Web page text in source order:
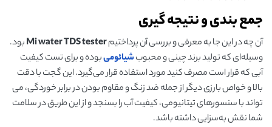
جمع بندی و نتیجه گیری
آن چه در این جا به معرفی و بررسی آن پرداختیمMi water TDS testerبود.
وسیله‌ای که تولید برند چینی و محبوبشیائومیبوده و برای تست کیفیت
آبی که قرار است مصرف کنید مورد استفاده قرار می‌گیرد. این گجت با دقت
بالا و خواص بارزی دیگر از جمله ضد زنگ و مقاوم بودن در برابر خوردگی، می
تواند با سنسورهای تیتانیومی، کیفیت آب را بسنجد و از این طریق در سلامت
شما نقش به‌سزایی داشته باشد.